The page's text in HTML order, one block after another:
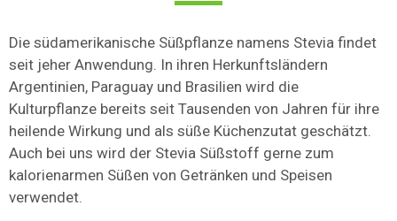
Die südamerikanische Süßpflanze namens Stevia findet
seit jeher Anwendung. In ihren Herkunftsländern
Argentinien, Paraguay und Brasilien wird die
Kulturpflanze bereits seit Tausenden von Jahren für ihre
heilende Wirkung und als süße Küchenzutat geschätzt.
Auch bei uns wird der Stevia Süßstoff gerne zum
kalorienarmen Süßen von Getränken und Speisen
verwendet.